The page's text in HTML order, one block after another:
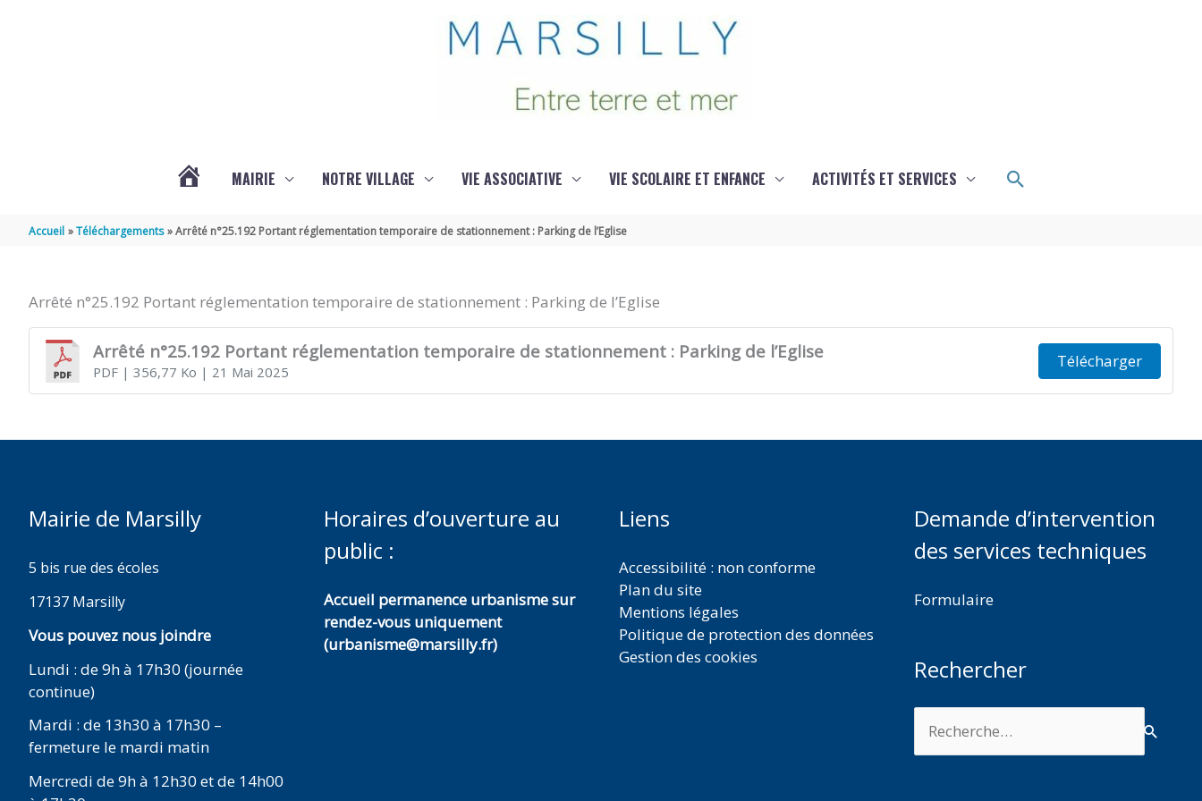
MAIRIE NOTRE VILLAGE VIE ASSOCIATIVE VIE SCOLAIRE ET ENFANCE ACTIVITÉS ET SERVICES Rechercher
Accueil Téléchargements Arrêté n°25.192 Portant réglementation temporaire de stationnement : Parking de l’Eglise
Arrêté n°25.192 Portant réglementation temporaire de stationnement : Parking de l’Eglise
Arrêté n°25.192 Portant réglementation temporaire de stationnement : Parking de l’Eglise
PDF| 356,77 Ko | 21 Mai 2025
Télécharger
Mairie de Marsilly
5 bis rue des écoles
17137 Marsilly
Vous pouvez nous joindre
Lundi : de 9h à 17h30 (journée
continue)
Mardi : de 13h30 à 17h30 –
fermeture le mardi matin
Mercredi de 9h à 12h30 et de 14h00
Horaires d’ouverture au
public :
Accueil permanence urbanisme sur
rendez-vous uniquement
(urbanisme@marsilly.fr)
Liens
Accessibilité : non conforme
Plan du site
Mentions légales
Politique de protection des données
Gestion des cookies
Demande d’intervention
des services techniques
Formulaire
Rechercher